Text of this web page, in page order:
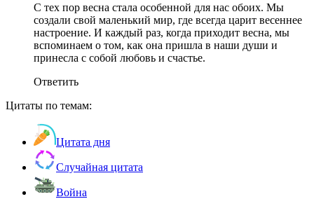
С тех пор весна стала особенной для нас обоих. Мы
создали свой маленький мир, где всегда царит весеннее
настроение. И каждый раз, когда приходит весна, мы
вспоминаем о том, как она пришла в наши души и
принесла с собой любовь и счастье.
Ответить
Цитаты по темам:
Цитата дня
Случайная цитата
Война